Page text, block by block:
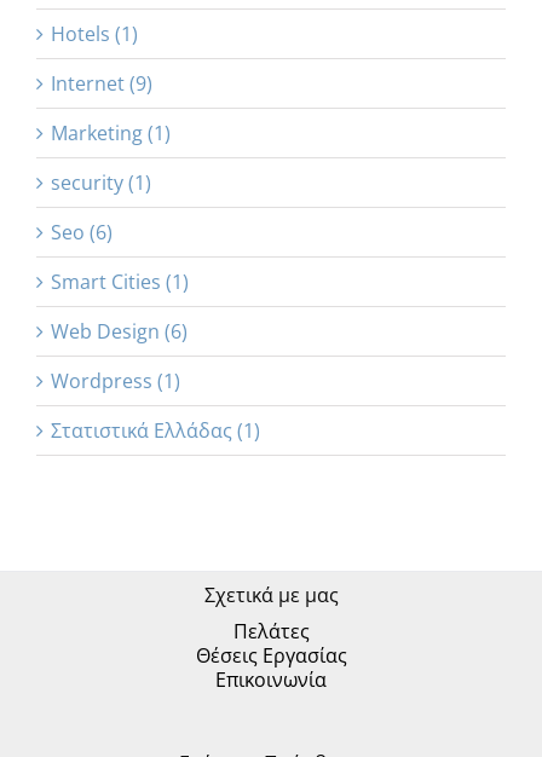
Hotels (1)
Internet (9)
Marketing (1)
security (1)
Seo (6)
Smart Cities (1)
Web Design (6)
Wordpress (1)
Στατιστικά Ελλάδας (1)
Σχετικά με μας
Πελάτες
Θέσεις Εργασίας
Επικοινωνία